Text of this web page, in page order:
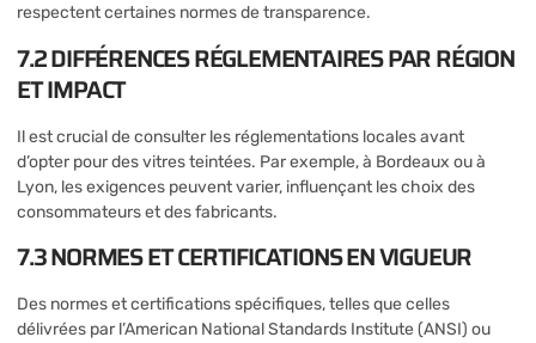
respectent certaines normes de transparence.
7.2 DIFFÉRENCES RÉGLEMENTAIRES PAR RÉGION
ET IMPACT
Il est crucial de consulter les réglementations locales avant
d’opter pour des vitres teintées. Par exemple, à Bordeaux ou à
Lyon, les exigences peuvent varier, influençant les choix des
consommateurs et des fabricants.
7.3 NORMES ET CERTIFICATIONS EN VIGUEUR
Des normes et certifications spécifiques, telles que celles
délivrées par l’American National Standards Institute (ANSI) ou